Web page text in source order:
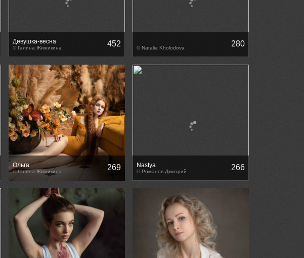
Девушка-весна
© Галина Жижикина 452 © Natalia Kholodova 280
Ольга
© Галина Жижикина 269 Nastya
© Романов Дмитрий 266